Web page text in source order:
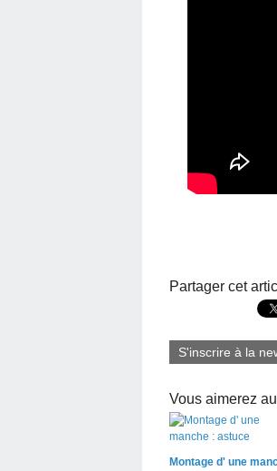
Partager cet
S'inscrire à la
Vous aimerez
Montage d' une